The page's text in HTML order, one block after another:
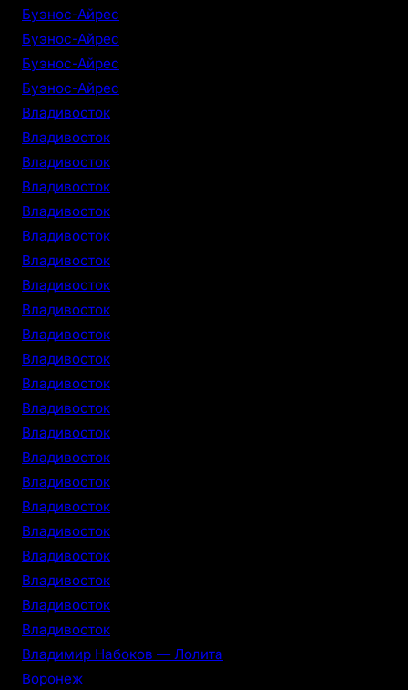
Буэнос-Айрес
Буэнос-Айрес
Буэнос-Айрес
Буэнос-Айрес
Владивосток
Владивосток
Владивосток
Владивосток
Владивосток
Владивосток
Владивосток
Владивосток
Владивосток
Владивосток
Владивосток
Владивосток
Владивосток
Владивосток
Владивосток
Владивосток
Владивосток
Владивосток
Владивосток
Владивосток
Владивосток
Владивосток
Владимир Набоков — Лолита
Воронеж